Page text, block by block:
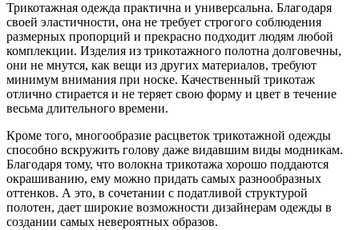
Трикотажная одежда практична и универсальна. Благодаря
своей эластичности, она не требует строгого соблюдения
размерных пропорций и прекрасно подходит людям любой
комплекции. Изделия из трикотажного полотна долговечны,
они не мнутся, как вещи из других материалов, требуют
минимум внимания при носке. Качественный трикотаж
отлично стирается и не теряет свою форму и цвет в течение
весьма длительного времени.
Кроме того, многообразие расцветок трикотажной одежды
способно вскружить голову даже видавшим виды модникам.
Благодаря тому, что волокна трикотажа хорошо поддаются
окрашиванию, ему можно придать самых разнообразных
оттенков. А это, в сочетании с податливой структурой
полотен, дает широкие возможности дизайнерам одежды в
создании самых невероятных образов.